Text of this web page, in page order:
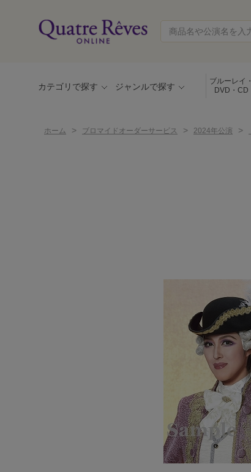
カテゴリで探す ジャンルで探す
ブルーレイ・
DVD・CD
ホーム > ブロマイドオーダーサービス > 2024年公演 >